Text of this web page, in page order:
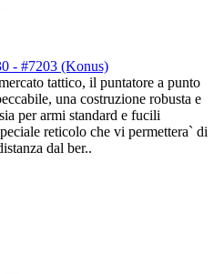
- #7203 (Konus)
tattico, il puntatore a punto
una costruzione robusta e
per armi standard e fucili
reticolo che vi permettera` di
dal ber..